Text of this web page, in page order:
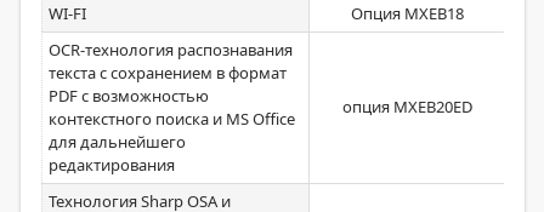
WI-FI
Опция MXEB18
OCR-технология распознавания
текста с сохранением в формат
PDF с возможностью
контекстного поиска и MS Office
для дальнейшего
редактирования
опция MXEB20ED
Технология Sharp OSA и